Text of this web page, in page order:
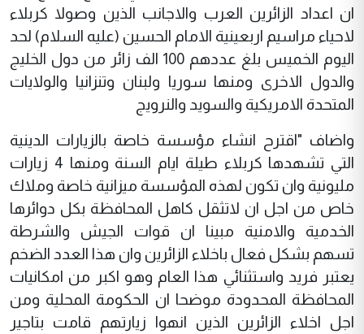
ان اعداد الزائرين العرب والاجانب الذين وصولا كربلاء
لاحياء مراسيم اربعينية الامام الحسين (عليه السلام) لحد
اليوم الخميس بلغ عددهم 100 الف زائر من دول الخليج
والدول الاخرى ومنها سوريا ولبنان وتنزانيا والولايات
المتحدة الامريكية والسويد والنرويج
واضاف "اقترح انشاء مؤسسة خاصة بالزيارات الدينية
التي تشهدها كربلاء طيلة ايام السنة ومنها 4 زيارات
مليونية وان تكون لهذه المؤسسة ميزانية خاصة وملاك
خاص من اجل ان لاتثقل كاهل المحافظة بكل دوائرها
الخدمية والامنية مبينا ان قوات الجيش والشرطة
تسهم بشكل فعال باخلاء الزائرين وان هذا العدد الضخم
يعتبر فريد واستثنائي هذا العام وهو اكبر من امكانيات
المحافظة المحدودة موضحا ان الحكومة المحلية ومن
اجل اخلاء الزائرين الذين انهوا زيارتهم قامت بتاجير